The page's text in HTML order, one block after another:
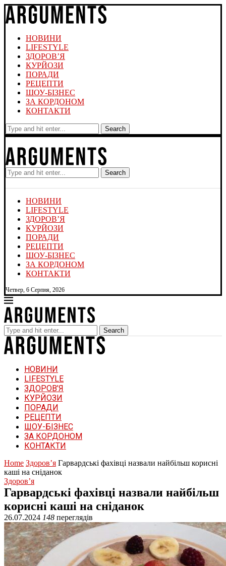
НОВИНИ
LIFESTYLE
ЗДОРОВ’Я
КУРЙОЗИ
ПОРАДИ
РЕЦЕПТИ
ШОУ-БІЗНЕС
ЗА КОРДОНОМ
КОНТАКТИ
Search
Search
НОВИНИ
LIFESTYLE
ЗДОРОВ’Я
КУРЙОЗИ
ПОРАДИ
РЕЦЕПТИ
ШОУ-БІЗНЕС
ЗА КОРДОНОМ
КОНТАКТИ
Четвер, 6 Серпня, 2026
Search
НОВИНИ
LIFESTYLE
ЗДОРОВ’Я
КУРЙОЗИ
ПОРАДИ
РЕЦЕПТИ
ШОУ-БІЗНЕС
ЗА КОРДОНОМ
КОНТАКТИ
Home Здоров’я Гарвардські фахівці назвали найбільш корисні
каші на сніданок
Здоров’я
Гарвардські фахівці назвали найбільш
корисні каші на сніданок
26.07.2024 148 переглядів